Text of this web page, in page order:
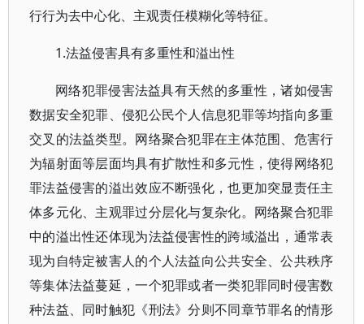
行行为去中心化、主观责任模糊化等特征。
1.法益侵害具有多重性和溢出性
网络犯罪侵害法益具有天然的多重性，诸如侵害
数据安全犯罪、侵犯公民个人信息犯罪等均指向多重
交叉的法益类型。网络聚合犯罪在主体范围、危害行
为辐射面等层面均具有扩散性和多元性，使得网络犯
罪法益侵害的溢出效应不断强化，也更加突显责任主
体多元化、主观罪过分层化与复杂化。网络聚合犯罪
中的溢出性还体现为法益侵害性的跨域溢出，通常表
现为自特定被害人的个人法益向公共安全、公共秩序
等集体法益蔓延，一个犯罪或者一类犯罪同时侵害数
种法益、同时触犯《刑法》分则不同章节罪名的情形